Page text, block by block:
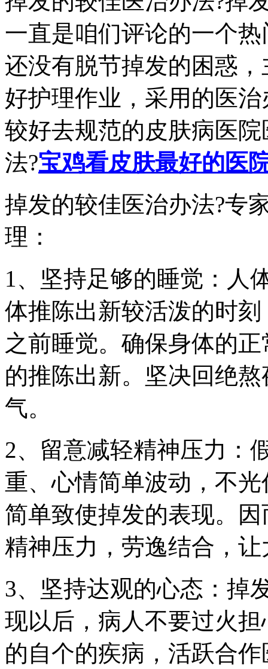
一直是咱们评论的一个
还没有脱节掉发的困惑
好护理作业，采用的医
较好去规范的皮肤病医
法?宝鸡看皮肤最好的医
掉发的较佳医治办法?专
理：
1、坚持足够的睡觉：人
体推陈出新较活泼的时
之前睡觉。确保身体的
的推陈出新。坚决回绝
气。
2、留意减轻精神压力：
重、心情简单波动，不
简单致使掉发的表现。
精神压力，劳逸结合，
3、坚持达观的心态：掉
现以后，病人不要过火
的自个的疾病，活跃合